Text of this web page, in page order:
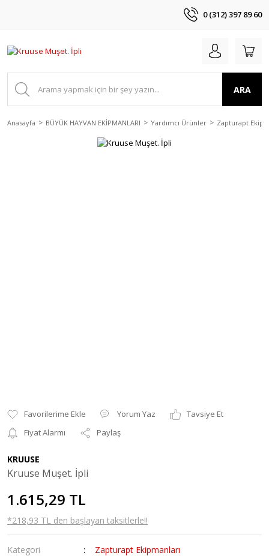
0 (312) 397 89 60
ARA
Anasayfa BÜYÜK HAYVAN EKİPMANLARI Yardımcı Ürünler Zapturapt
Yorum Yaz
Tavsiye Et
Fiyat Alarmı
Paylaş
KRUUSE
Kruuse Muşet. İpli
1.615,29 TL
*218,93 TL den başlayan taksitlerle!!
Kategori
Zapturapt Ekipmanları